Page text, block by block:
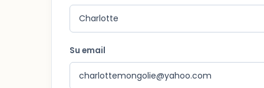
Su email